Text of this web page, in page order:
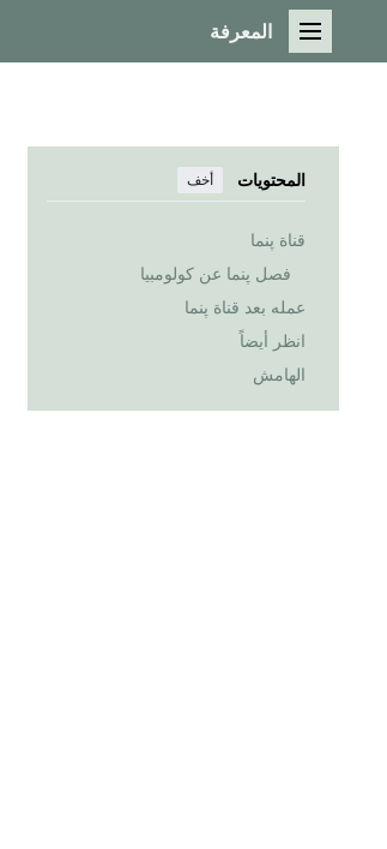
القائمة الرئيسية
المعرفة
المحتويات أخف
قناة پنما
فصل پنما عن كولومبيا
عمله بعد قناة پنما
انظر أيضاً
الهامش